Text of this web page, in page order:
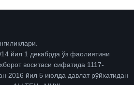
йил 1 декабрда ўз фаолиятини
воситаси сифатида 1117-
2016 йил 5 июлда давлат рўйхатидан